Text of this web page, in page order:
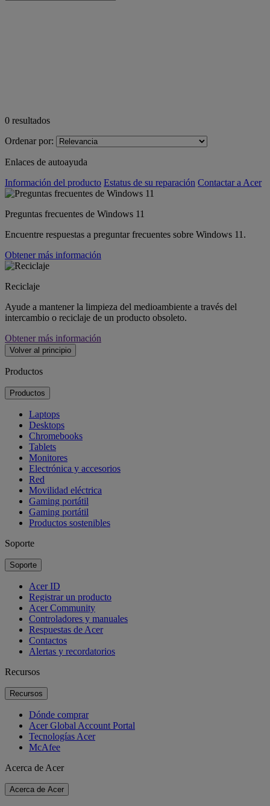
0 resultados
Ordenar por:
Enlaces de autoayuda
Información del producto Estatus de su reparación Contactar a Acer
Preguntas frecuentes de Windows 11
Encuentre respuestas a preguntar frecuentes sobre Windows 11.
Obtener más información
Reciclaje
Ayude a mantener la limpieza del medioambiente a través del
intercambio o reciclaje de un producto obsoleto.
Obtener más información
Volver al principio
Productos
Productos
Laptops
Desktops
Chromebooks
Tablets
Monitores
Electrónica y accesorios
Red
Movilidad eléctrica
Gaming portátil
Gaming portátil
Productos sostenibles
Soporte
Soporte
Acer ID
Registrar un producto
Acer Community
Controladores y manuales
Respuestas de Acer
Contactos
Alertas y recordatorios
Recursos
Recursos
Dónde comprar
Acer Global Account Portal
Tecnologías Acer
McAfee
Acerca de Acer
Acerca de Acer